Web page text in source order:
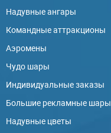
Надувные ангары
Командные аттракционы
Аэромены
Чудо шары
Индивидуальные заказы
Большие рекламные шары
Надувные цветы